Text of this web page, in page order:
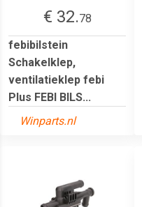
€ 32.78
febibilstein
Schakelklep,
ventilatieklep febi
Plus FEBI BILS...
Winparts.nl